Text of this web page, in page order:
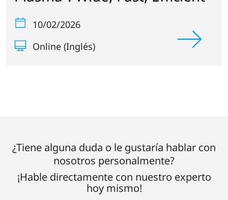
10/02/2026
Online (Inglés)
¿Tiene alguna duda o le gustaría hablar con
nosotros personalmente?
¡Hable directamente con nuestro experto
hoy mismo!